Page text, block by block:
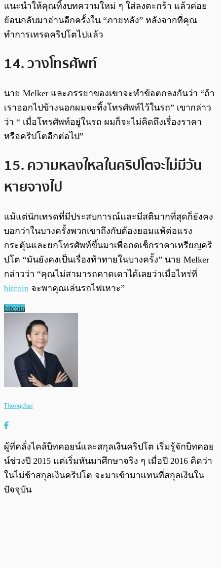
แนะนำให้คุณทิ้งบทความใหม่ ๆ ใส่ลงตะกร้า แล้วค่อย
ย้อนกลับมาอ่านอีกครั้งใน “ภายหลัง” หลังจากที่คุณ
ทำการเทรดคริปโตไปแล้ว
14. วางโทรศัพท์
นาย Melker และภรรยาของเขาจะทำข้อตกลงกันว่า “ถ้า
เราออกไปข้างนอกผมจะทิ้งโทรศัพท์ไว้ในรถ” เขากล่าว
ว่า “ เมื่อโทรศัพท์อยู่ในรถ ผมก็จะไม่คิดถึงเรื่องราคา
หรือคริปโตอีกต่อไป”
15. ความหลงใหลในคริปโตจะไม่มีวัน
หายจางไป
แม้แต่นักเทรดที่มีประสบการณ์และมีสติมากที่สุดก็ยังคง
บอกว่าในบางครั้งพวกเขาถึงกับต้องยอมแพ้ต่อแรง
กระตุ้นและยกโทรศัพท์ขึ้นมาเพื่อกดเช็กราคาเหรียญคริ
ปโต “มันยังคงเป็นเรื่องท้าทายในบางครั้ง” นาย Melker
กล่าวว่า “คุณไม่สามารถคาดเดาได้เลยว่าเมื่อไหร่ที่
bitcoin จะพาคุณเล่นรถไฟเหาะ”
bitcoin
Thongchai
ผู้ที่คลั่งไคล้บิทคอยน์และสกุลเงินคริปโต เริ่มรู้จักบิทคอย
น์ช่วงปี 2015 แต่เริ่มหันมาศึกษาจริง ๆ เมื่อปี 2016 คิดว่า
ในไม่ช้าสกุลเงินคริปโต จะมาเข้ามาแทนที่สกุลเงินใน
ปัจจุบัน